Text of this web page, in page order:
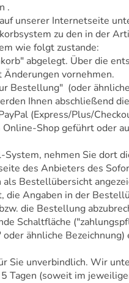
.
unserer Internetseite
zu den in der
wie folgt zustande:
abgelegt. Über die
vornehmen.
Bestellung" (oder
Ihnen abschließend
(Express/Plus/
Shop geführt oder
nehmen Sie dort
des Anbieters des
Bestellübersicht
Angaben in der
die Bestellung
Schaltfläche
ähnliche
Sie unverbindlich. Wir
Tagen (soweit im